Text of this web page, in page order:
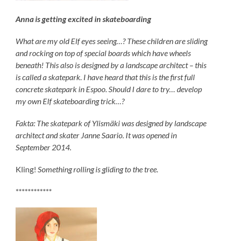
Anna is getting excited in skateboarding
What are my old Elf eyes seeing…? These children are sliding
and rocking on top of special boards which have wheels
beneath! This also is designed by a landscape architect – this
is called a skatepark. I have heard that this is the first full
concrete skatepark in Espoo. Should I dare to try… develop
my own Elf skateboarding trick…?
Fakta: The skatepark of Ylismäki was designed by landscape
architect and skater Janne Saario. It was opened in
September 2014.
Kling!Something rolling is gliding to the tree.
************